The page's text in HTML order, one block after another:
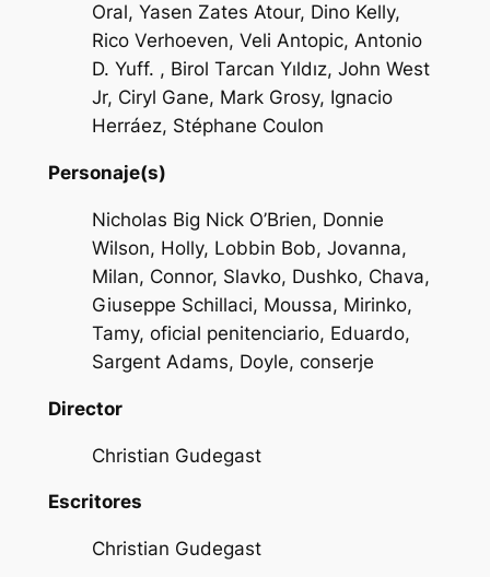
Oral, Yasen Zates Atour, Dino Kelly,
Rico Verhoeven, Veli Antopic, Antonio
D. Yuff. , Birol Tarcan Yıldız, John West
Jr, Ciryl Gane, Mark Grosy, Ignacio
Herráez, Stéphane Coulon
Personaje(s)
Nicholas Big Nick O’Brien, Donnie
Wilson, Holly, Lobbin Bob, Jovanna,
Milan, Connor, Slavko, Dushko, Chava,
Giuseppe Schillaci, Moussa, Mirinko,
Tamy, oficial penitenciario, Eduardo,
Sargent Adams, Doyle, conserje
Director
Christian Gudegast
Escritores
Christian Gudegast